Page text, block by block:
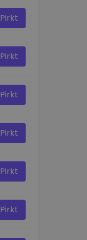
Pirkt
Pirkt
Pirkt
Pirkt
Pirkt
Pirkt